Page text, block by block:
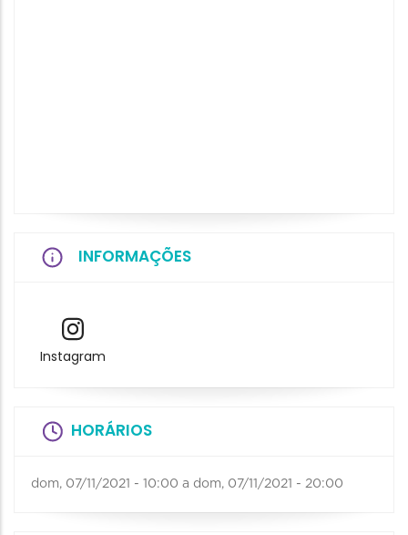
INFORMAÇÕES
Instagram
HORÁRIOS
dom, 07/11/2021 - 10:00 a dom, 07/11/2021 - 20:00